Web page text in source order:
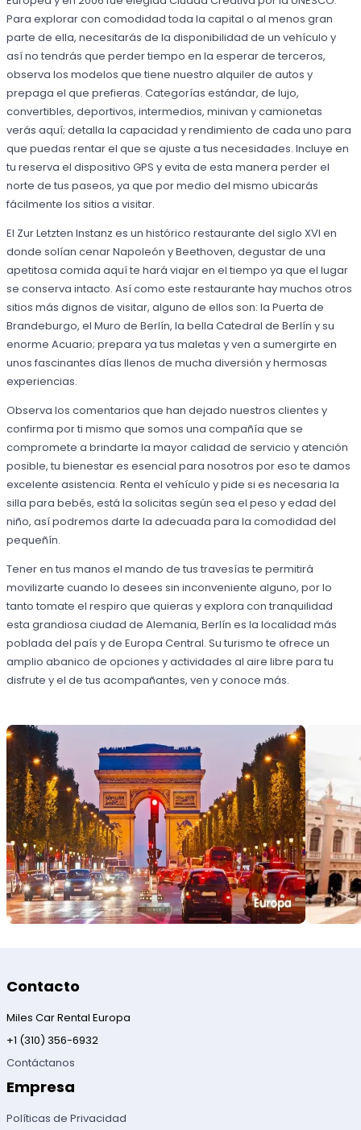
Para explorar con comodidad toda la capital o al menos gran
parte de ella, necesitarás de la disponibilidad de un vehículo y
así no tendrás que perder tiempo en la esperar de terceros,
observa los modelos que tiene nuestro alquiler de autos y
prepaga el que prefieras. Categorías estándar, de lujo,
convertibles, deportivos, intermedios, minivan y camionetas
verás aquí; detalla la capacidad y rendimiento de cada uno para
que puedas rentar el que se ajuste a tus necesidades. Incluye en
tu reserva el dispositivo GPS y evita de esta manera perder el
norte de tus paseos, ya que por medio del mismo ubicarás
fácilmente los sitios a visitar.
El Zur Letzten Instanz es un histórico restaurante del siglo XVI en
donde solían cenar Napoleón y Beethoven, degustar de una
apetitosa comida aquí te hará viajar en el tiempo ya que el lugar
se conserva intacto. Así como este restaurante hay muchos otros
sitios más dignos de visitar, alguno de ellos son: la Puerta de
Brandeburgo, el Muro de Berlín, la bella Catedral de Berlín y su
enorme Acuario; prepara ya tus maletas y ven a sumergirte en
unos fascinantes días llenos de mucha diversión y hermosas
experiencias.
Observa los comentarios que han dejado nuestros clientes y
confirma por ti mismo que somos una compañía que se
compromete a brindarte la mayor calidad de servicio y atención
posible, tu bienestar es esencial para nosotros por eso te damos
excelente asistencia. Renta el vehículo y pide si es necesaria la
silla para bebés, está la solicitas según sea el peso y edad del
niño, así podremos darte la adecuada para la comodidad del
pequeñín.
Tener en tus manos el mando de tus travesías te permitirá
movilizarte cuando lo desees sin inconveniente alguno, por lo
tanto tomate el respiro que quieras y explora con tranquilidad
esta grandiosa ciudad de Alemania, Berlín es la localidad más
poblada del país y de Europa Central. Su turismo te ofrece un
amplio abanico de opciones y actividades al aire libre para tu
disfrute y el de tus acompañantes, ven y conoce más.
Contacto
Miles Car Rental Europa
+1 (310) 356-6932
Contáctanos
Empresa
Políticas de Privacidad